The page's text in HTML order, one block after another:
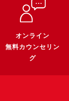
オンライン
無料カウンセリン
グ